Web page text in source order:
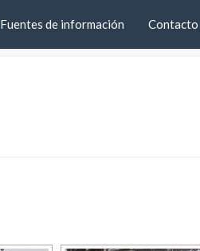
Fuentes de información Contacto